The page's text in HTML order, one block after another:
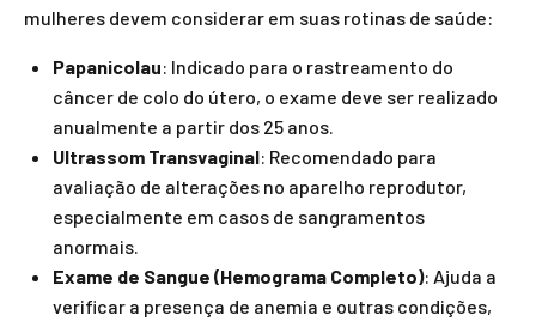
mulheres devem considerar em suas rotinas de saúde:
Papanicolau: Indicado para o rastreamento do
câncer de colo do útero, o exame deve ser realizado
anualmente a partir dos 25 anos.
Ultrassom Transvaginal: Recomendado para
avaliação de alterações no aparelho reprodutor,
especialmente em casos de sangramentos
anormais.
Exame de Sangue (Hemograma Completo): Ajuda a
verificar a presença de anemia e outras condições,